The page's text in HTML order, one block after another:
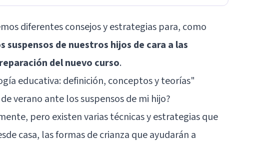
diferentes consejos y estrategias para, como
suspensos de nuestros hijos de cara a las
del nuevo curso.
educativa: definición, conceptos y teorías"
verano ante los suspensos de mi hijo?
pero existen varias técnicas y estrategias que
casa, las formas de crianza que ayudarán a